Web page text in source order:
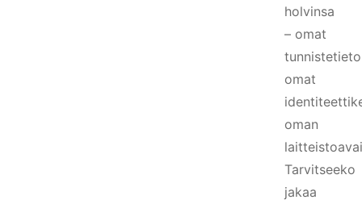
holvinsa
– omat
omat
oman
Tarvitseeko
jakaa